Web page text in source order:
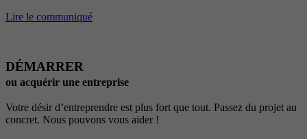
Lire le communiqué
DÉMARRER
ou acquérir une entreprise
Votre désir d’entreprendre est plus fort que tout. Passez du projet au
concret. Nous pouvons vous aider !